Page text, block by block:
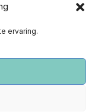
ervaring.
22-24
een kille dood’